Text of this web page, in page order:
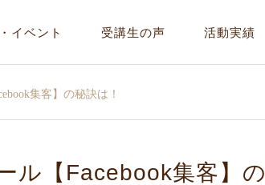
イベント 受講生の声 活動実績
集客】の秘訣は！
ル【Facebook集客】の